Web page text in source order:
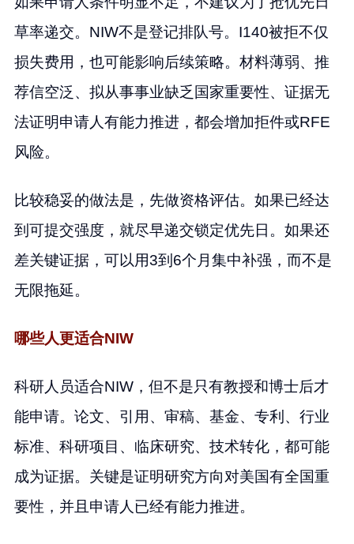
草率递交。NIW不是登记排队号。I140被拒不仅
损失费用，也可能影响后续策略。材料薄弱、推
荐信空泛、拟从事事业缺乏国家重要性、证据无
法证明申请人有能力推进，都会增加拒件或RFE
风险。
比较稳妥的做法是，先做资格评估。如果已经达
到可提交强度，就尽早递交锁定优先日。如果还
差关键证据，可以用3到6个月集中补强，而不是
无限拖延。
哪些人更适合NIW
科研人员适合NIW，但不是只有教授和博士后才
能申请。论文、引用、审稿、基金、专利、行业
标准、科研项目、临床研究、技术转化，都可能
成为证据。关键是证明研究方向对美国有全国重
要性，并且申请人已经有能力推进。